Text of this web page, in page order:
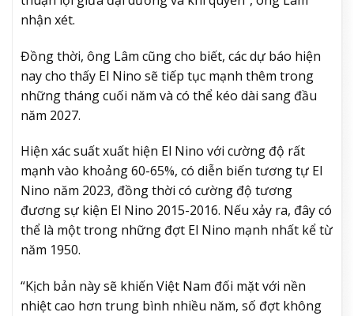
nhận xét.
Đồng thời, ông Lâm cũng cho biết, các dự báo hiện
nay cho thấy El Nino sẽ tiếp tục mạnh thêm trong
những tháng cuối năm và có thể kéo dài sang đầu
năm 2027.
Hiện xác suất xuất hiện El Nino với cường độ rất
mạnh vào khoảng 60-65%, có diễn biến tương tự El
Nino năm 2023, đồng thời có cường độ tương
đương sự kiện El Nino 2015-2016. Nếu xảy ra, đây có
thể là một trong những đợt El Nino mạnh nhất kể từ
năm 1950.
“Kịch bản này sẽ khiến Việt Nam đối mặt với nền
nhiệt cao hơn trung bình nhiều năm, số đợt không